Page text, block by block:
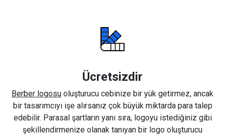
Ücretsizdir
Berber logosu oluşturucu cebinize bir yük getirmez, ancak
bir tasarımcıyı işe alırsanız çok büyük miktarda para talep
edebilir. Parasal şartların yanı sıra, logoyu istediğiniz gibi
şekillendirmenize olanak tanıyan bir logo oluşturucu